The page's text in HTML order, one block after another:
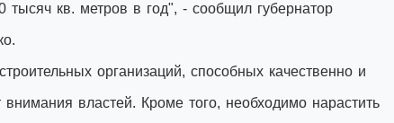
тысяч кв. метров в год", - сообщил губернатор
организаций, способных качественно и
властей. Кроме того, необходимо нарастить